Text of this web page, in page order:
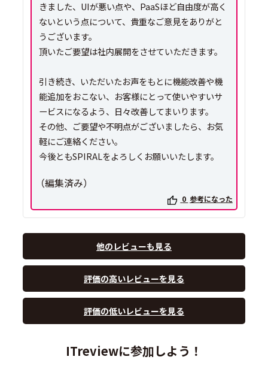
きました、UIが悪い点や、PaaSほど自由度が高く
ないという点について、貴重なご意見をありがと
うございます。
頂いたご要望は社内展開をさせていただきます。
引き続き、いただいたお声をもとに機能改善や機
能追加をおこない、お客様にとって使いやすいサ
ービスになるよう、日々改善してまいります。
その他、ご要望や不明点がございましたら、お気
軽にご連絡ください。
今後ともSPIRALをよろしくお願いいたします。
（編集済み）
0 参考になった
他のレビューも見る
評価の高いレビューを見る
評価の低いレビューを見る
ITreviewに参加しよう！